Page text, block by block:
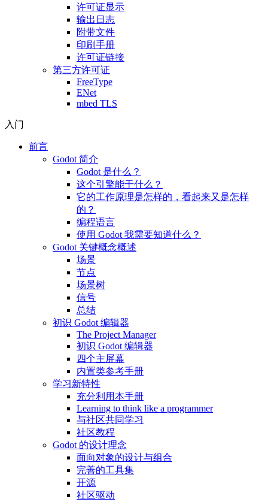
许可证显示
输出日志
附带文件
印刷手册
许可证链接
第三方许可证
FreeType
ENet
mbed TLS
入门
前言
Godot 简介
Godot 是什么？
这个引擎能干什么？
它的工作原理是怎样的，看起来又是怎样
的？
编程语言
使用 Godot 我需要知道什么？
Godot 关键概念概述
场景
节点
场景树
信号
总结
初识 Godot 编辑器
The Project Manager
初识 Godot 编辑器
四个主屏幕
内置类参考手册
学习新特性
充分利用本手册
Learning to think like a programmer
与社区共同学习
社区教程
Godot 的设计理念
面向对象的设计与组合
完善的工具集
开源
社区驱动